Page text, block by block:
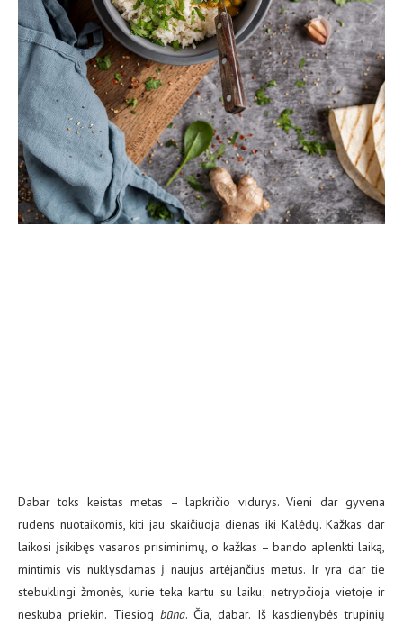
Dabar toks keistas metas – lapkričio vidurys. Vieni dar gyvena
rudens nuotaikomis, kiti jau skaičiuoja dienas iki Kalėdų. Kažkas dar
laikosi įsikibęs vasaros prisiminimų, o kažkas – bando aplenkti laiką,
mintimis vis nuklysdamas į naujus artėjančius metus. Ir yra dar tie
stebuklingi žmonės, kurie teka kartu su laiku; netrypčioja vietoje ir
neskuba priekin. Tiesiog būna. Čia, dabar. Iš kasdienybės trupinių